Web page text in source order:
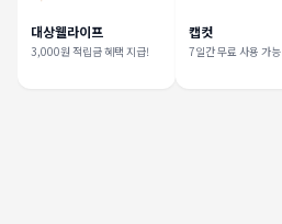
대상웰라이프
3,000원 적립금 혜택 지급!
캡컷
7일간 무료 사용 가능